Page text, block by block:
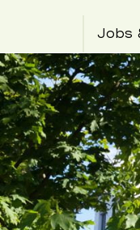
3a
fürs
Jobs